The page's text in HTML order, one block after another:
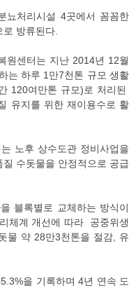
뇨처리시설 4곳에서 꼼꼼한
로 방류된다.
원센터는 지난 2014년 12월
는 하루 1만7천톤 규모 생활
120여만톤 규모)로 처리된
유지를 위한 재이용수로 활
노후 상수도관 정비사업을
수돗물을 안정적으로 공급
블록별로 교체하는 방식이
체계 개선에 따라 공중위생
물 약 28만3천톤을 절감, 유
을 기록하며 4년 연속 도